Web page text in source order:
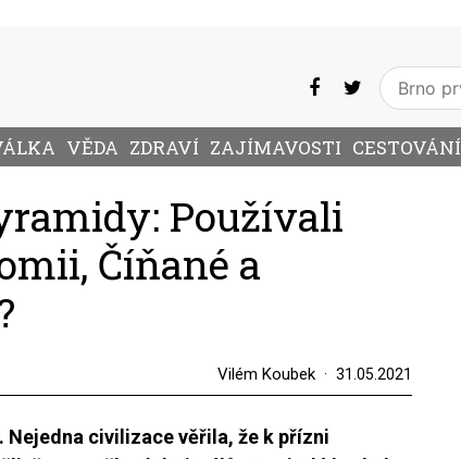
VĚDA ZDRAVÍ ZAJÍMAVOSTI CESTOVÁNÍ
Používali
Číňané a
Vilém Koubek 31.05.2021
Nejedna civilizace věřila, že k přízni